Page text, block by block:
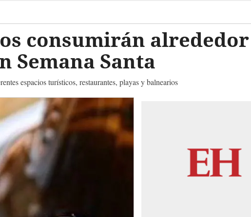
consumirán
Semana Santa
espacios turísticos, restaurantes, playas y balnearios